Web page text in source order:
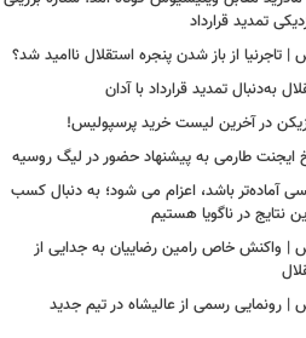
تمدید قرارداد
تاجرنیا از باز شدن پنجره استقلال ناامید شد؟
به‌دنبال تمدید قرارداد با آدان
ایجنت طارمی به پیشنهاد حضور در لیگ روسیه
آماده‌تر باشد، اعزام می شود؛ به دنبال کسب
نتایج در ناگویا هستیم
واکنش خاص رامین رضاییان به جدایی از
رونمایی رسمی از عالیشاه در تیم جدید